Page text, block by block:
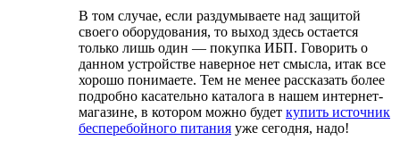
В том случае, если раздумываете над защитой
своего оборудования, то выход здесь остается
только лишь один — покупка ИБП. Говорить о
данном устройстве наверное нет смысла, итак все
хорошо понимаете. Тем не менее рассказать более
подробно касательно каталога в нашем интернет-
магазине, в котором можно будет купить источник
бесперебойного питания уже сегодня, надо!